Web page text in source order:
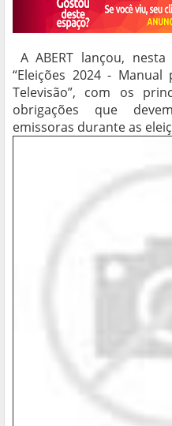
A ABERT lançou,
“Eleições 2024 -
Televisão”, com os
obrigações que
emissoras durante as